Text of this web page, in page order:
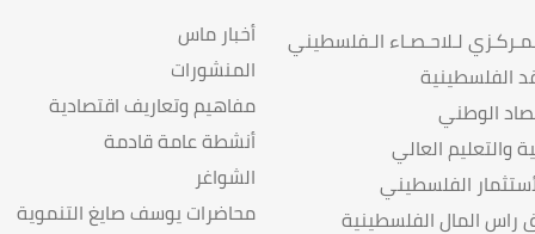
لـلاحـصـاء الـفلسطيني
الفلسطينية
الوطني
والتعليم العالي
الفلسطيني
المال الفلسطينية
أخبار ماس
المنشورات
مفاهيم وتعاريف اقتصادية
أنشطة عامة قادمة
الشواغر
محاضرات يوسف صايغ التنموية